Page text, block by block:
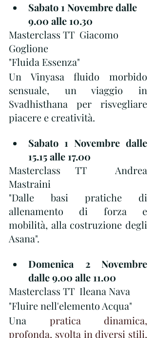
Sabato 1 Novembre dalle
9.00 alle 10.30
Masterclass TT  Giacomo
Goglione
"Fluida Essenza"
Un Vinyasa fluido morbido
sensuale, un viaggio in
Svadhisthana per risvegliare
piacere e creatività.
Sabato 1 Novembre dalle
15.15 alle 17.00
Masterclass TT  Andrea
Mastraini
"Dalle basi pratiche di
allenamento di forza e
mobilità, alla costruzione degli
Asana".
Domenica 2 Novembre
dalle 9.00 alle 11.00
Masterclass TT  Ileana Nava
"Fluire nell'elemento Acqua"
Una pratica dinamica,
profonda, svolta in diversi stili,